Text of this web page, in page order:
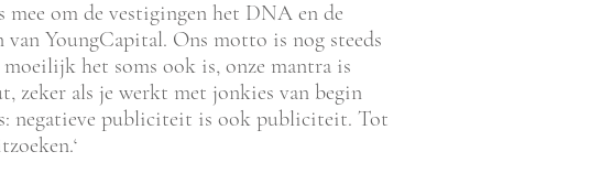
om de vestigingen het DNA en de
YoungCapital. Ons motto is nog steeds
het soms ook is, onze mantra is
zeker als je werkt met jonkies van begin
negatieve publiciteit is ook publiciteit. Tot